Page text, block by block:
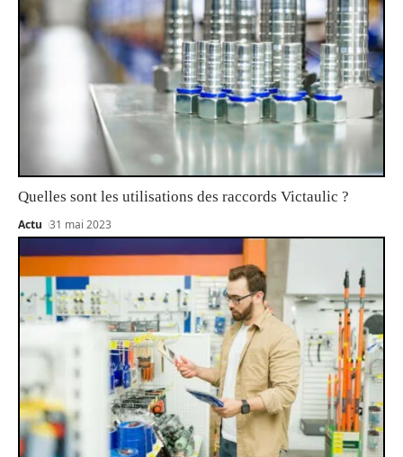
Quelles sont les utilisations des raccords Victaulic ?
Actu 31 mai 2023